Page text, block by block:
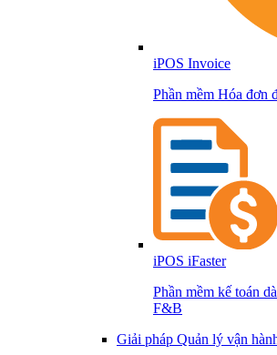
iPOS Invoice
Phần mềm Hóa đơn
iPOS iFaster
Phần mềm kế toán
F&B
Giải pháp Quản lý vận